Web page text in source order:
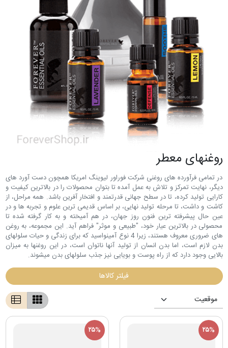
روغن‎های معطر
در تمامی فرآورده های روغنی شرکت فوراور لیوینگ امریکا همچون دست آورد های
دیگر، نهایت تمرکز و تلاش به عمل آمده تا بتوان محصولات را در بالاترین کیفیت و
کارایی تولید کرده، تا در سطح جهانی قدرتمند و افتخار آفرین باشد. همه مراحل، از
کاشت و داشت، تا مرحله تولید نهایی، بر اساس قدیمی ترین علوم و تجربه ها و در
عین حال پیشرفته ترین فنون روز جهان، در هم آمیخته و به کار گرفته شده تا
محصولی در بالاترین عیار خود، "طبیعی و موثر" فراهم آید. این مجموعه، به روغن
های ضروری معروف هستند، زیرا 4 نوع آمینواسید که برای زندگی و حیات سلول‎های
بدن لازم است، اما بدن انسان از تولید آنها ناتوان است، در این روغن‎ها به میزان
بالایی وجود دارد که از راه پوست و بویایی نیز جذب سلول‎های بدن میشوند.
فیلتر کالاها
۲۵% ۲۵%